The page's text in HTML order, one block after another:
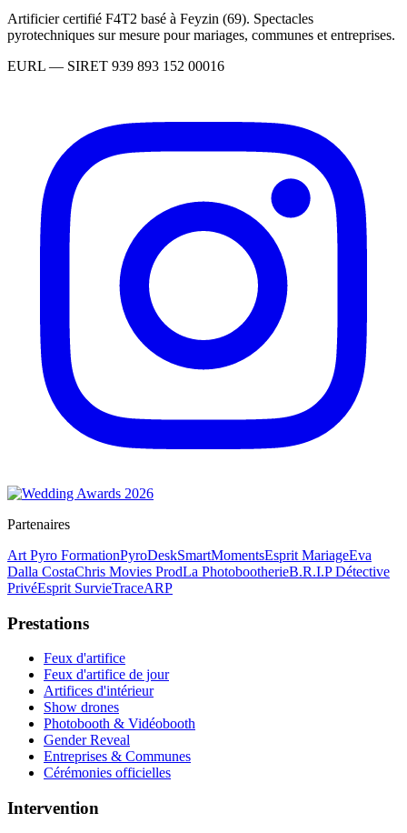
Artificier certifié F4T2 basé à Feyzin (69). Spectacles
pyrotechniques sur mesure pour mariages, communes et entreprises.
EURL — SIRET 939 893 152 00016
Partenaires
Art Pyro FormationPyroDeskSmartMomentsEsprit MariageEva
Dalla CostaChris Movies ProdLa PhotobootherieB.R.I.P Détective
PrivéEsprit SurvieTraceARP
Prestations
Feux d'artifice
Feux d'artifice de jour
Artifices d'intérieur
Show drones
Photobooth & Vidéobooth
Gender Reveal
Entreprises & Communes
Cérémonies officielles
Intervention